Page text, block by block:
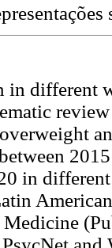
in different
in